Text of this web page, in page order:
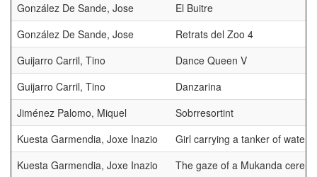
González De Sande, Jose
El Buitre
González De Sande, Jose
Retrats del Zoo 4
Guijarro Carril, Tino
Dance Queen V
Guijarro Carril, Tino
Danzarina
Jiménez Palomo, Miquel
Sobrresortint
Kuesta Garmendia, Joxe Inazio
Girl carrying a tanker of water
Kuesta Garmendia, Joxe Inazio
The gaze of a Mukanda